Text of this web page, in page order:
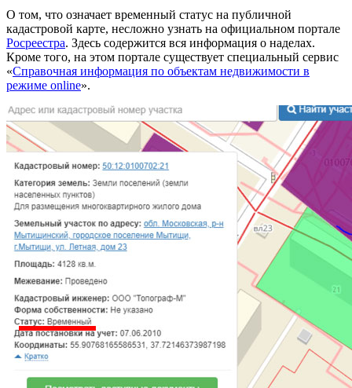
О том, что означает временный статус на публичной
кадастровой карте, несложно узнать на официальном портале
Росреестра. Здесь содержится вся информация о наделах.
Кроме того, на этом портале существует специальный сервис
«Справочная информация по объектам недвижимости в
режиме online».